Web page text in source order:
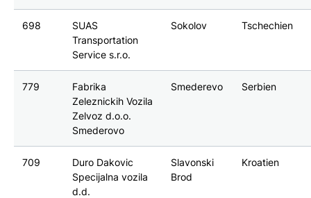
698
SUAS
Transportation
Service s.r.o.
Sokolov Tschechien
779
Fabrika
Zeleznickih Vozila
Zelvoz d.o.o.
Smederovo
Smederevo Serbien
709
Duro Dakovic
Specijalna vozila
d.d.
Slavonski
Brod
Kroatien